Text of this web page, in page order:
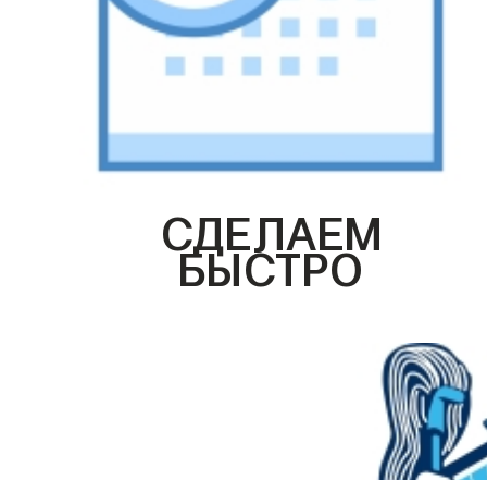
СДЕЛАЕМ
БЫСТРО